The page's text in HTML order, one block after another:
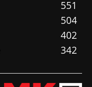
551
504
402
342